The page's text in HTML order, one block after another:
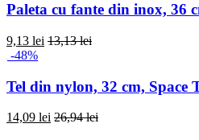
Paleta cu fante din inox, 36
9,13 lei 13,13 lei
-48%
Tel din nylon, 32 cm, Space
14,09 lei 26,94 lei